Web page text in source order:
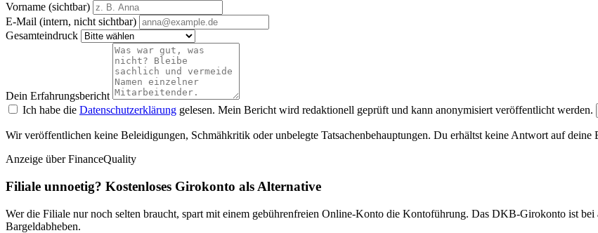
Vorname (sichtbar)
E-Mail (intern, nicht sichtbar)
Gesamteindruck
Dein Erfahrungsbericht
Ich habe die Datenschutzerklärung gelesen. Mein Bericht wird redaktionell geprüft und kann anonymisiert veröffentlicht werden.
Wir veröffentlichen keine Beleidigungen, Schmähkritik oder unbelegte Tatsachenbehauptungen. Du erhältst keine Antwort auf
Anzeige über FinanceQuality
Filiale unnoetig? Kostenloses Girokonto als Alternative
Wer die Filiale nur noch selten braucht, spart mit einem gebührenfreien Online-Konto die Kontoführung. Das DKB-Girokonto ist
Bargeldabheben.